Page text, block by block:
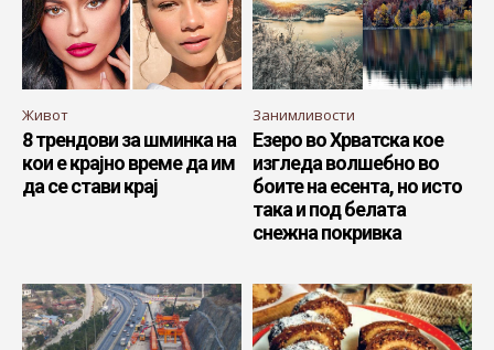
Живот
8 трендови за шминка на
кои е крајно време да им
да се стави крај
Занимливости
Езеро во Хрватска кое
изгледа волшебно во
боите на есента, но исто
така и под белата
снежна покривка